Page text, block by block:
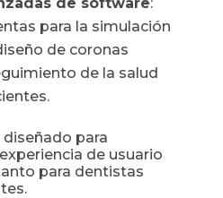
para la simulación
de coronas
de la salud
para
de usuario
para dentistas